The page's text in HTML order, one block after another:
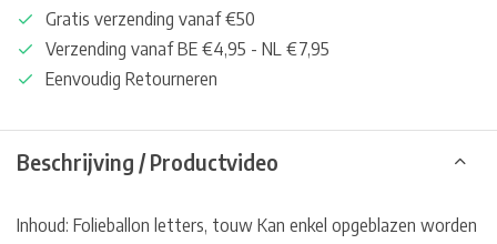
Gratis verzending vanaf €50
Verzending vanaf BE €4,95 - NL €7,95
Eenvoudig Retourneren
Beschrijving / Productvideo
Inhoud: Folieballon letters, touw Kan enkel opgeblazen worden